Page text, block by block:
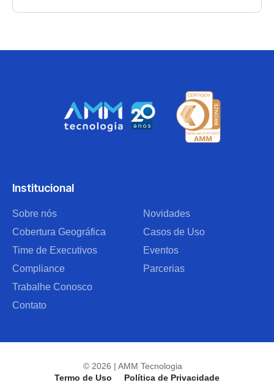
Institucional
Sobre nós
Cobertura Geográfica
Time de Executivos
Compliance
Trabalhe Conosco
Contato
Novidades
Casos de Uso
Eventos
Parcerias
© 2026 | AMM Tecnologia
Termo de Uso
Política de Privacidade